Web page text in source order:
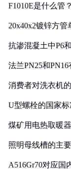
F1010E是什么管
20x40x2镀锌方
抗渗混凝土中P6
法兰PN25和PN16
消费者对洗衣机
U型螺栓的国家标
煤矿用电热取暖
照明母线槽的主
A516Gr70对应国